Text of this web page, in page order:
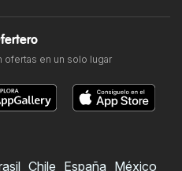
en un solo lugar
Chile España México